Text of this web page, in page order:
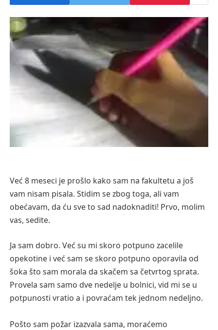
Već 8 meseci je prošlo kako sam na fakultetu a još
vam nisam pisala. Stidim se zbog toga, ali vam
obećavam, da ću sve to sad nadoknaditi! Prvo, molim
vas, sedite.
Ja sam dobro. Već su mi skoro potpuno zacelile
opekotine i već sam se skoro potpuno oporavila od
šoka što sam morala da skačem sa četvrtog sprata.
Provela sam samo dve nedelje u bolnici, vid mi se u
potpunosti vratio a i povraćam tek jednom nedeljno.
Pošto sam požar izazvala sama, moraćemo